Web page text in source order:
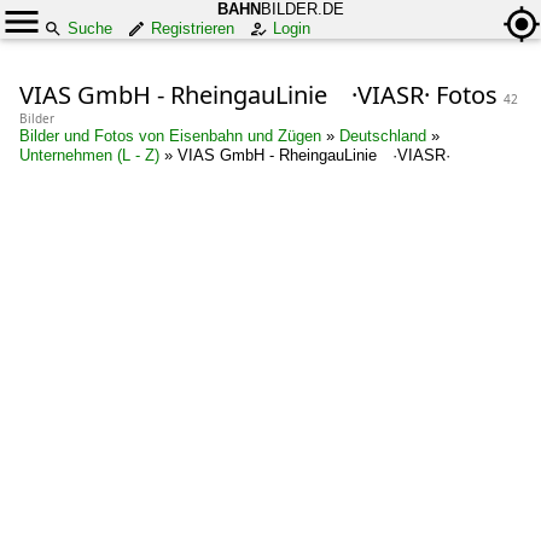
BAHN BILDER.DE
Suche
Registrieren Login
VIAS GmbH - RheingauLinie ·VIASR· Fotos 42
Bilder
Bilder und Fotos von Eisenbahn und Zügen » Deutschland »
Unternehmen (L - Z) » VIAS GmbH - RheingauLinie ·VIASR·